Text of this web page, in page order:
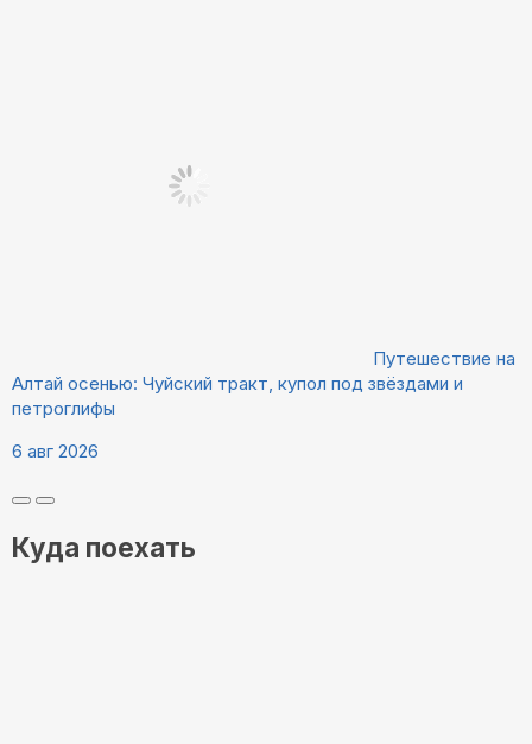
Путешествие на
Алтай осенью: Чуйский тракт, купол под звёздами и
петроглифы
6 авг 2026
Куда поехать